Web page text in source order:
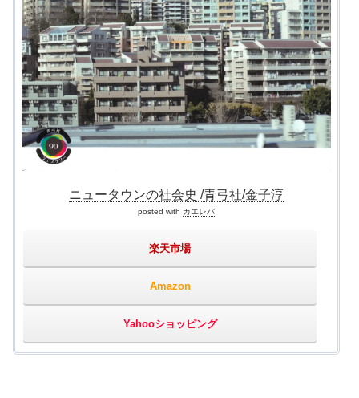
ニュータウンの社会史 /青弓社/金子淳
posted with カエレバ
楽天市場
Amazon
Yahooショッピング